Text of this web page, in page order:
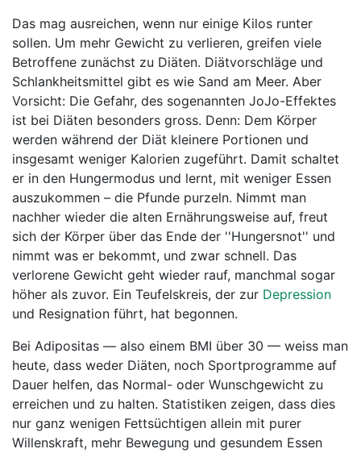
Das mag ausreichen, wenn nur einige Kilos runter
sollen. Um mehr Gewicht zu verlieren, greifen viele
Betroffene zunächst zu Diäten. Diätvorschläge und
Schlankheitsmittel gibt es wie Sand am Meer. Aber
Vorsicht: Die Gefahr, des sogenannten JoJo-Effektes
ist bei Diäten besonders gross. Denn: Dem Körper
werden während der Diät kleinere Portionen und
insgesamt weniger Kalorien zugeführt. Damit schaltet
er in den Hungermodus und lernt, mit weniger Essen
auszukommen – die Pfunde purzeln. Nimmt man
nachher wieder die alten Ernährungsweise auf, freut
sich der Körper über das Ende der ''Hungersnot'' und
nimmt was er bekommt, und zwar schnell. Das
verlorene Gewicht geht wieder rauf, manchmal sogar
höher als zuvor. Ein Teufelskreis, der zur Depression
und Resignation führt, hat begonnen.
Bei Adipositas — also einem BMI über 30 — weiss man
heute, dass weder Diäten, noch Sportprogramme auf
Dauer helfen, das Normal- oder Wunschgewicht zu
erreichen und zu halten. Statistiken zeigen, dass dies
nur ganz wenigen Fettsüchtigen allein mit purer
Willenskraft, mehr Bewegung und gesundem Essen